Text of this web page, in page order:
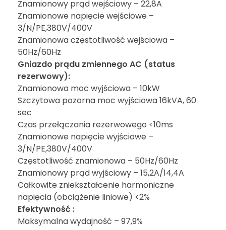
Znamionowy prąd wejściowy – 22,8A
Znamionowe napięcie wejściowe –
3/N/PE,380V/400V
Znamionowa częstotliwość wejściowa –
50Hz/60Hz
Gniazdo prądu zmiennego AC (status
rezerwowy):
Znamionowa moc wyjściowa – 10kW
Szczytowa pozorna moc wyjściowa 16kVA, 60
sec
Czas przełączania rezerwowego <10ms
Znamionowe napięcie wyjściowe –
3/N/PE,380V/400V
Częstotliwość znamionowa – 50Hz/60Hz
Znamionowy prąd wyjściowy – 15,2A/14,4A
Całkowite zniekształcenie harmoniczne
napięcia (obciążenie liniowe) <2%
Efektywność :
Maksymalna wydajność – 97,9%